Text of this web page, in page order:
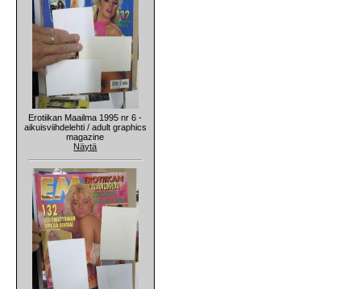
Erotiikan Maailma 1995 nr 6 -
aikuisviihdelehti / adult graphics
magazine
Näytä